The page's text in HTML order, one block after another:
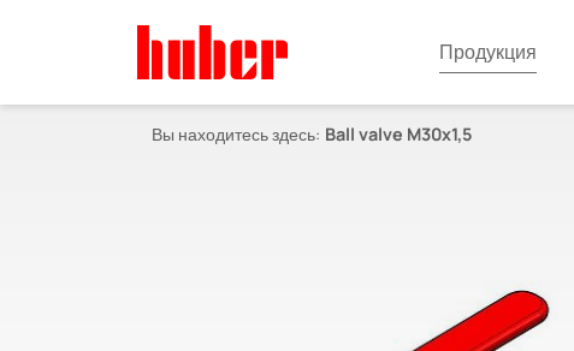
Продукция
Вы находитесь здесь: Ball valve M30x1,5